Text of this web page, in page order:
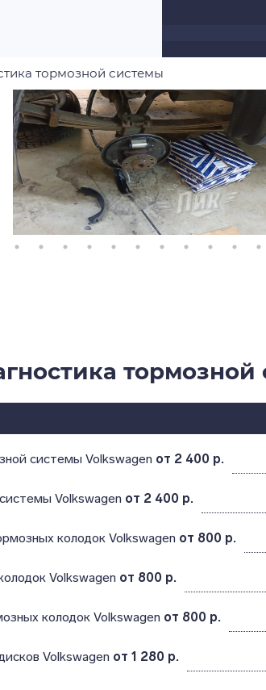
тормозной системы
тормозной
системы Volkswagen от 2 400 р.
Volkswagen от 2 400 р.
колодок Volkswagen от 800 р.
Volkswagen от 800 р.
колодок Volkswagen от 800 р.
Volkswagen от 1 280 р.